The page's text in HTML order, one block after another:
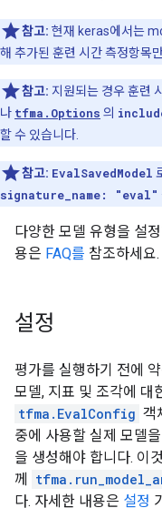
참고: 현재 keras에서는
해 추가된 훈련 시간 측정항목
참고: 지원되는 경우 훈련
나 tfma.Options 의
할 수 있습니다.
참고: EvalSavedModel
signature_name: "eval"
다양한 모델 유형을 설
용은 FAQ를 참조하세요.
설정
평가를 실행하기 전에
모델, 지표 및 조각에 대
tfma.EvalConfig 객
중에 사용할 실제 모델
을 생성해야 합니다. 이
께
다. 자세한 내용은 설정